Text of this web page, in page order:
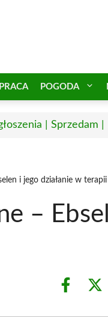
PRACA POGODA
| Sprzedam
i jego działanie w terapii
–
Share